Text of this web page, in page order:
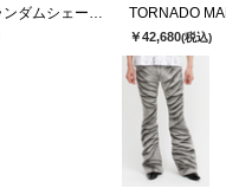
￥42,680(税込)